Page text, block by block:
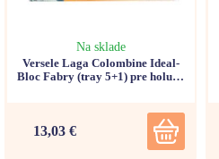
Na sklade
Versele Laga Colombine Ideal-
Bloc Fabry (tray 5+1) pre holuby
13,03 €